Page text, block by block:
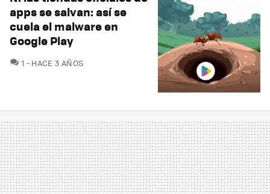
apps se salvan: así se
cuela el malware en
Google Play
1 COMENTARIOS
HACE 3 AÑOS